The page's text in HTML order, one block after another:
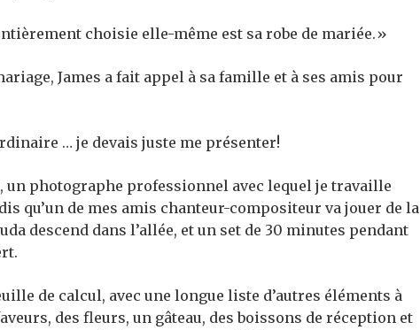
choisie elle-même est sa robe de mariée.»
James a fait appel à sa famille et à ses amis pour
… je devais juste me présenter!
photographe professionnel avec lequel je travaille
qu’un de mes amis chanteur-compositeur va jouer de la
descend dans l’allée, et un set de 30 minutes pendant
de calcul, avec une longue liste d’autres éléments à
des fleurs, un gâteau, des boissons de réception et